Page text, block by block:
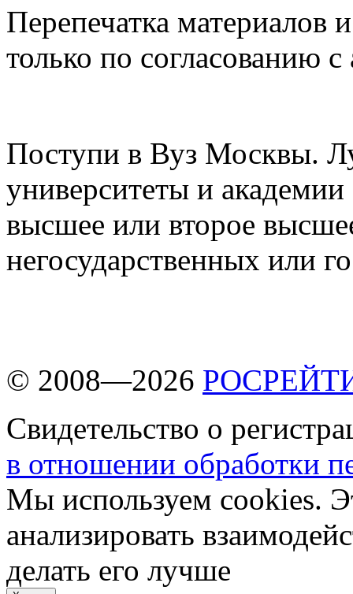
Перепечатка материалов
только по согласованию
Поступи в Вуз Москвы.
университеты и
высшее или второе
негосударственных или
© 2008—2026
Свидетельство о
в отношении обработки
Мы используем cookies.
анализировать
делать его лучше